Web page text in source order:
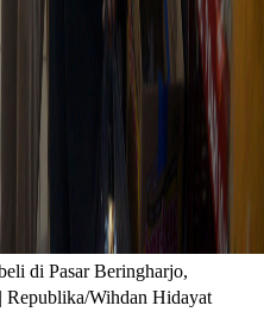
di Pasar Beringharjo,
Republika/Wihdan Hidayat